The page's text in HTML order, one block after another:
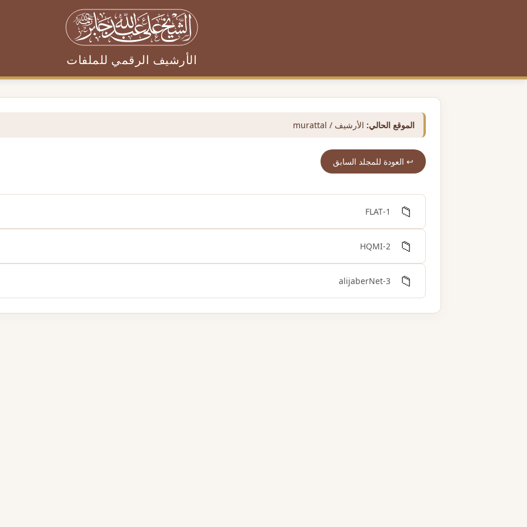
الأرشيف الرقمي للملفات
الموقع الحالي: الأرشيف / murattal
↩️ العودة للمجلد السابق
📁
1-FLAT
📁
2-HQMI
📁
3-alijaberNet